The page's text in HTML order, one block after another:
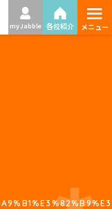
my Jabble 各校紹介 ≡
メニュー